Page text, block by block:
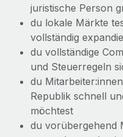
Mehr erfahren
Wie Phiture 55
mit Remote
Phiture ist der
Wachstumsberatung für
Mehr erfahren
juristische Person
du lokale Märkte
vollständig
du vollständige
und Steuerregeln
du
Republik schnell
möchtest
du vorübergehend